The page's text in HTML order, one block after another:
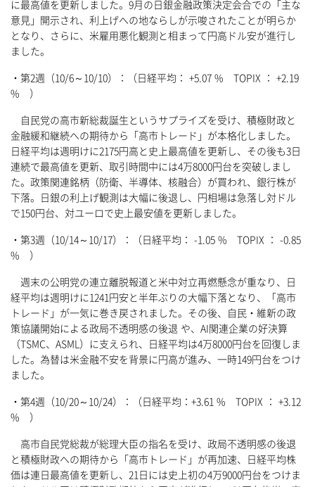
に最高値を更新しました。9月の日銀金融政策決定会合での「主な
意見」開示され、利上げへの地ならしが示唆されたことが明らか
となり、さらに、米雇用悪化観測と相まって円高ドル安が進行し
ました。
・第2週（10/6～10/10）：（日経平均： +5.07 % TOPIX ： +2.19
% ）
自民党の高市新総裁誕生というサプライズを受け、積極財政と
金融緩和継続への期待から「高市トレード」が本格化しました。
日経平均は週明けに2175円高と史上最高値を更新し、その後も3日
連続で最高値を更新、取引時間中には4万8000円台を突破しまし
た。政策関連銘柄（防衛、半導体、核融合）が買われ、銀行株が
下落。日銀の利上げ観測は大幅に後退し、円相場は急落し対ドル
で150円台、対ユーロで史上最安値を更新しました。
・第3週（10/14～10/17）：（日経平均： -1.05 % TOPIX ： -0.85
% ）
週末の公明党の連立離脱報道と米中対立再燃懸念が重なり、日
経平均は週明けに1241円安と半年ぶりの大幅下落となり、「高市
トレード」が一気に巻き戻されました。その後、自民・維新の政
策協議開始による政局不透明感の後退 や、AI関連企業の好決算
（TSMC、ASML）に支えられ、日経平均は4万8000円台を回復しま
した。為替は米金融不安を背景に円高が進み、一時149円台をつけ
ました。
・第4週（10/20～10/24）：（日経平均：+3.61 % TOPIX ： +3.12
% ）
高市自民党総裁が総理大臣の指名を受け、政局不透明感の後退
と積極財政への期待から「高市トレード」が再加速、日経平均株
価は連日最高値を更新し、21日には史上初の4万9000円台をつけま